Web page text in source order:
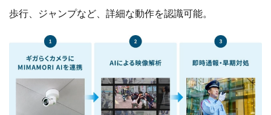
歩行、ジャンプなど、詳細な動作を認識可能。